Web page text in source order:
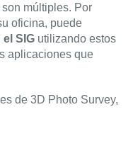
son múltiples. Por
oficina, puede
SIG utilizando estos
aplicaciones que
de 3D Photo Survey,